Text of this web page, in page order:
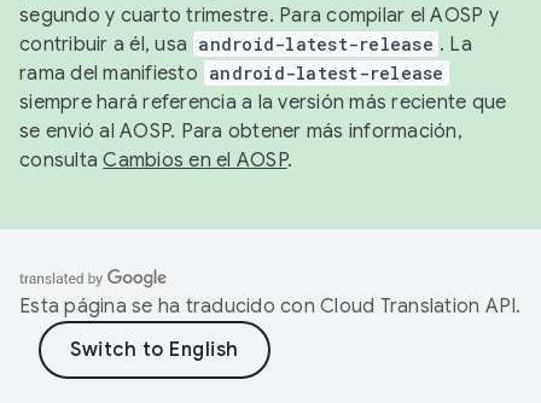
segundo y cuarto trimestre. Para compilar el AOSP y
contribuir a él, usa android-latest-release . La
rama del manifiesto android-latest-release
siempre hará referencia a la versión más reciente que
se envió al AOSP. Para obtener más información,
consultaCambios en el AOSP.
Esta página se ha traducido con Cloud Translation API.